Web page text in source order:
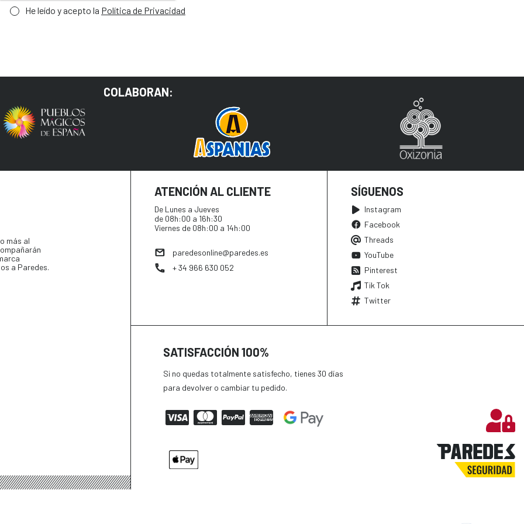
He leído y acepto la Política de Privacidad
COLABORAN:
más al
a Paredes.
ATENCIÓN AL CLIENTE
De Lunes a Jueves
de 08h:00 a 16h:30
Viernes de 08h:00 a 14h:00
paredesonline@paredes.es
+ 34 966 630 052
SÍGUENOS
Instagram
Facebook
Threads
YouTube
Pinterest
Tik Tok
Twitter
SATISFACCIÓN 100%
Si no quedas totalmente satisfecho, tienes 30 días
para devolver o cambiar tu pedido.